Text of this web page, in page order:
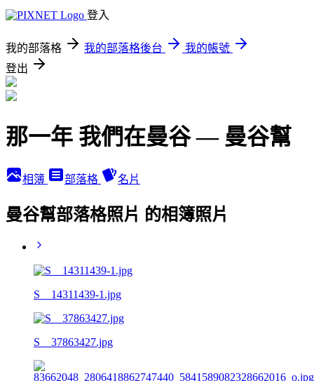
登入
我的部落格 我的部落格後台
我的帳號
登出
那一年 我們在曼谷 — 曼谷幫
相簿 部落格 名片
曼谷幫部落格照片 的相簿照片
S__14311439-1.jpg
S__37863427.jpg